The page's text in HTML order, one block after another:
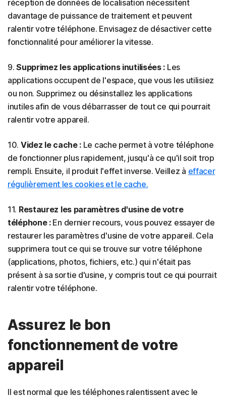
réception de données de localisation nécessitent
davantage de puissance de traitement et peuvent
ralentir votre téléphone. Envisagez de désactiver cette
fonctionnalité pour améliorer la vitesse.
9.Supprimez les applications inutilisées : Les
applications occupent de l'espace, que vous les utilisiez
ou non. Supprimez ou désinstallez les applications
inutiles afin de vous débarrasser de tout ce qui pourrait
ralentir votre appareil.
10. Videz le cache : Le cache permet à votre téléphone
de fonctionner plus rapidement, jusqu'à ce qu'il soit trop
rempli. Ensuite, il produit l'effet inverse. Veillez à effacer
régulièrement les cookies et le cache.
11. Restaurez les paramètres d'usine de votre
téléphone :En dernier recours, vous pouvez essayer de
restaurer les paramètres d'usine de votre appareil. Cela
supprimera tout ce qui se trouve sur votre téléphone
(applications, photos, fichiers, etc.) qui n'était pas
présent à sa sortie d'usine, y compris tout ce qui pourrait
ralentir votre téléphone.
Assurez le bon
fonctionnement de votre
appareil
Il est normal que les téléphones ralentissent avec le